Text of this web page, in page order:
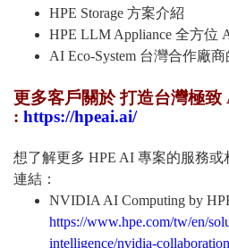
HPE Storage 方案介紹
HPE LLM Appliance 全方位
AI Eco-System 台灣合作廠
更多客戶關於 打造台灣極
: https://hpeai.ai/
想了解更多 HPE AI 專案的服務
連結：
NVIDIA AI Computing by
https://www.hpe.com/tw/en/
intelligence/nvidia-